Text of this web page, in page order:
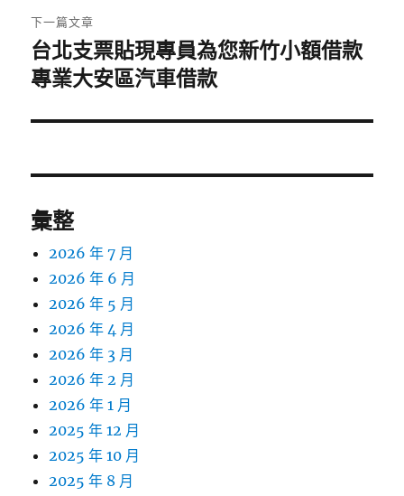
章:
下一篇文章
下
一
文
台北支票貼現專員為您新竹小額借款
專業大安區汽車借款
彙整
2026 年 7 月
2026 年 6 月
2026 年 5 月
2026 年 4 月
2026 年 3 月
2026 年 2 月
2026 年 1 月
2025 年 12 月
2025 年 10 月
2025 年 8 月